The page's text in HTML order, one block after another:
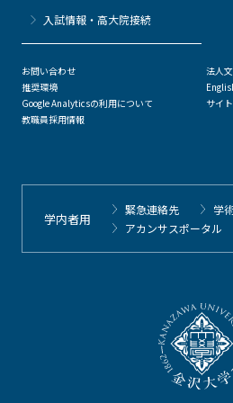
⼊試情報・高大院接続
お問い合わせ
推奨環境
Google Analyticsの利用について
教職員採用情報
法人
サイ
学内者用
緊急連絡先
学
アカンサスポータル